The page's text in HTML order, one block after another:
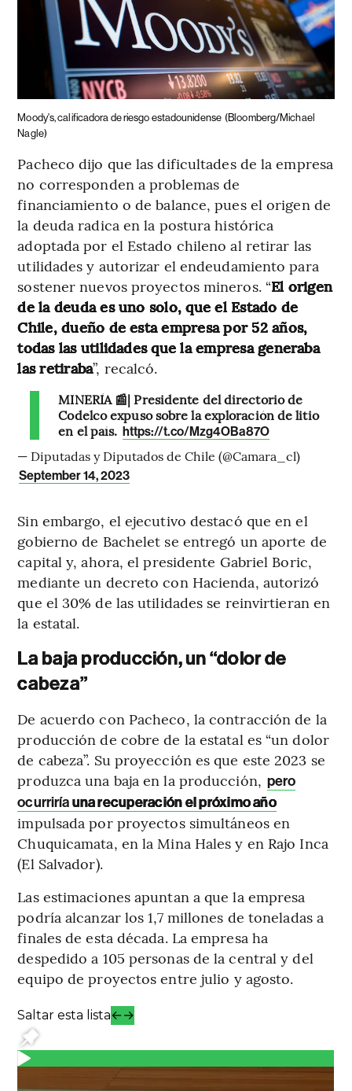
Moody's, calificadora de riesgo estadounidense (Bloomberg/Michael
Nagle)
Pacheco dijo que las dificultades de la empresa
no corresponden a problemas de
financiamiento o de balance, pues el origen de
la deuda radica en la postura histórica
adoptada por el Estado chileno al retirar las
utilidades y autorizar el endeudamiento para
sostener nuevos proyectos mineros. “El origen
de la deuda es uno solo, que el Estado de
Chile, dueño de esta empresa por 52 años,
todas las utilidades que la empresa generaba
las retiraba”, recalcó.
MINERÍA 📰| Presidente del directorio de
Codelco expuso sobre la exploración de litio
en el país. https://t.co/Mzg4OBa87O
— Diputadas y Diputados de Chile (@Camara_cl)
September 14, 2023
Sin embargo, el ejecutivo destacó que en el
gobierno de Bachelet se entregó un aporte de
capital y, ahora, el presidente Gabriel Boric,
mediante un decreto con Hacienda, autorizó
que el 30% de las utilidades se reinvirtieran en
la estatal.
La baja producción, un “dolor de
cabeza”
De acuerdo con Pacheco, la contracción de la
producción de cobre de la estatal es “un dolor
de cabeza”. Su proyección es que este 2023 se
produzca una baja en la producción, pero
ocurriríauna recuperación el próximo año
impulsada por proyectos simultáneos en
Chuquicamata, en la Mina Hales y en Rajo Inca
(El Salvador).
Las estimaciones apuntan a que la empresa
podría alcanzar los 1,7 millones de toneladas a
finales de esta década. La empresa ha
despedido a 105 personas de la central y del
equipo de proyectos entre julio y agosto.